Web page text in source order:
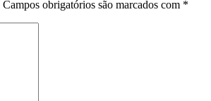
Campos obrigatórios são marcados com *